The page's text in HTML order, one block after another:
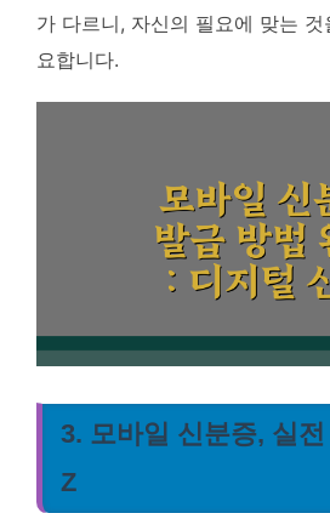
가 다르니, 자신의 필요에 맞는
요합니다.
3. 모바일 신분증, 실
Z